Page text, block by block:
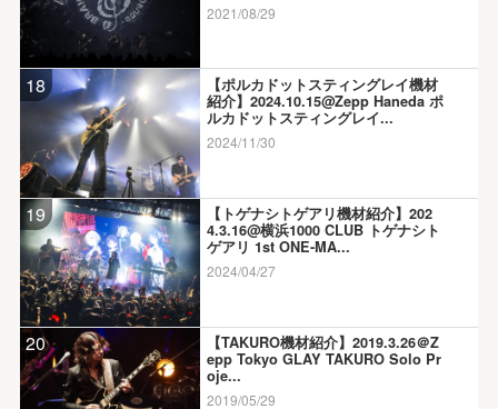
2021/08/29
18
【ポルカドットスティングレイ機材
紹介】2024.10.15@Zepp Haneda ポ
ルカドットスティングレイ...
2024/11/30
19
【トゲナシトゲアリ機材紹介】202
4.3.16@横浜1000 CLUB トゲナシト
ゲアリ 1st ONE-MA...
2024/04/27
20
【TAKURO機材紹介】2019.3.26＠Z
epp Tokyo GLAY TAKURO Solo Pr
oje...
2019/05/29